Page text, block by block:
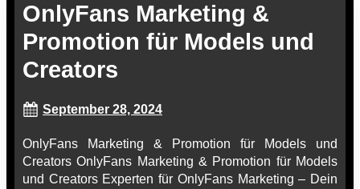
OnlyFans Marketing &
Promotion für Models und
Creators
September 28, 2024
OnlyFans Marketing & Promotion für Models und
Creators OnlyFans Marketing & Promotion für Models
und Creators Experten für OnlyFans Marketing – Dein